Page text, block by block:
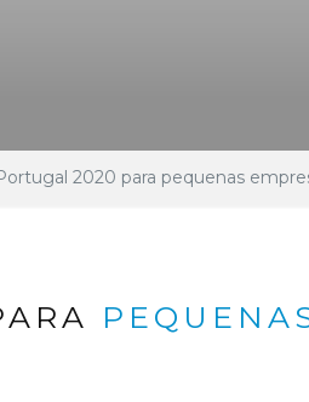
2020 para pequenas